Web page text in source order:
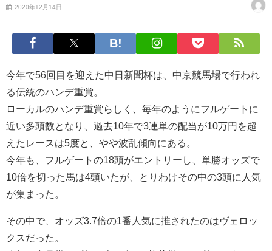
2020年12月14日
今年で56回目を迎えた中日新聞杯は、中京競馬場で行われ
る伝統のハンデ重賞。
ローカルのハンデ重賞らしく、毎年のようにフルゲートに
近い多頭数となり、過去10年で3連単の配当が10万円を超
えたレースは5度と、やや波乱傾向にある。
今年も、フルゲートの18頭がエントリーし、単勝オッズで
10倍を切った馬は4頭いたが、とりわけその中の3頭に人気
が集まった。
その中で、オッズ3.7倍の1番人気に推されたのはヴェロッ
クスだった。